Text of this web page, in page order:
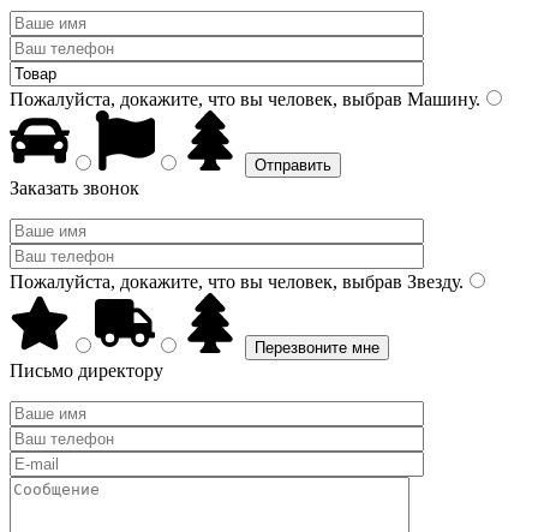
Пожалуйста, докажите, что вы человек, выбрав Машину.
Заказать звонок
Пожалуйста, докажите, что вы человек, выбрав Звезду.
Письмо директору